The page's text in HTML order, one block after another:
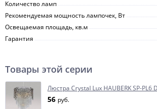
Количество ламп
Рекомендуемая мощность лампочек, Вт
Освещаемая площадь, кв.м
Гарантия
Товары этой серии
Люстра Crystal Lux HAUBERK SP-PL6
56 руб.